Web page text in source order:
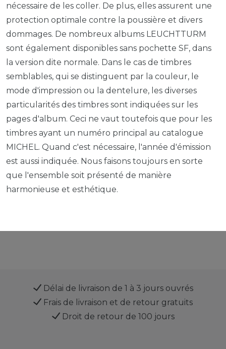
nécessaire de les coller. De plus, elles assurent une
protection optimale contre la poussière et divers
dommages. De nombreux albums LEUCHTTURM
sont également disponibles sans pochette SF, dans
la version dite normale. Dans le cas de timbres
semblables, qui se distinguent par la couleur, le
mode d'impression ou la dentelure, les diverses
particularités des timbres sont indiquées sur les
pages d'album. Ceci ne vaut toutefois que pour les
timbres ayant un numéro principal au catalogue
MICHEL. Quand c'est nécessaire, l'année d'émission
est aussi indiquée. Nous faisons toujours en sorte
que l'ensemble soit présenté de manière
harmonieuse et esthétique.
Délai de livraison de 1 à 3 jours ouvrés
Frais de livraison et de retour gratuits
Droit de retour de 100 jours